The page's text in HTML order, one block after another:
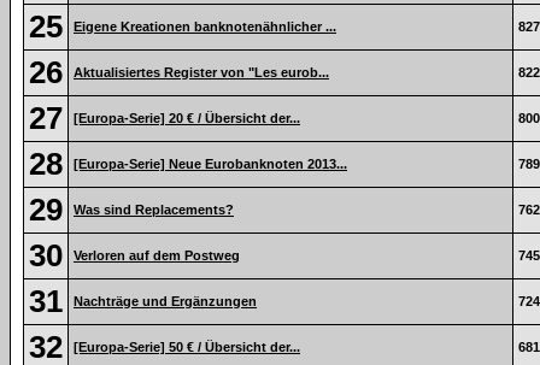
25 Eigene Kreationen banknotenähnlicher ... 827
26 Aktualisiertes Register von "Les eurob... 822
27 [Europa-Serie] 20 € / Übersicht der... 800
28 [Europa-Serie] Neue Eurobanknoten 2013... 789
29 Was sind Replacements? 762
30 Verloren auf dem Postweg 745
31 Nachträge und Ergänzungen 724
32 [Europa-Serie] 50 € / Übersicht der... 681